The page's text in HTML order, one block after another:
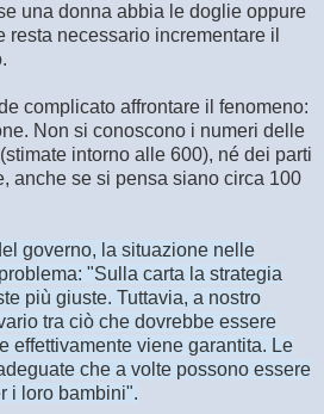
una donna abbia le doglie oppure
resta necessario incrementare il
complicato affrontare il fenomeno:
Non si conoscono i numeri delle
intorno alle 600), né dei parti
anche se si pensa siano circa 100
governo, la situazione nelle
"Sulla carta la strategia
più giuste. Tuttavia, a nostro
tra ciò che dovrebbe essere
effettivamente viene garantita. Le
che a volte possono essere
i loro bambini".